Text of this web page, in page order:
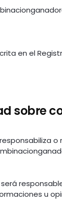
en el
sobre
será
u